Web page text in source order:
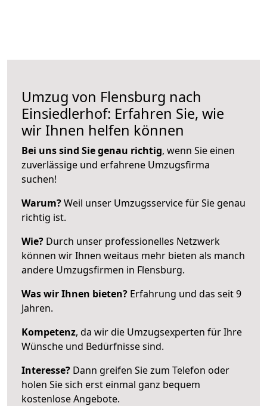
Umzug von Flensburg nach
Einsiedlerhof: Erfahren Sie, wie
wir Ihnen helfen können
Bei uns sind Sie genau richtig, wenn Sie einen
zuverlässige und erfahrene Umzugsfirma
suchen!
Warum?Weil unser Umzugsservice für Sie genau
richtig ist.
Wie? Durch unser professionelles Netzwerk
können wir Ihnen weitaus mehr bieten als manch
andere Umzugsfirmen in Flensburg.
Was wir Ihnen bieten? Erfahrung und das seit 9
Jahren.
Kompetenz, da wir die Umzugsexperten für Ihre
Wünsche und Bedürfnisse sind.
Interesse? Dann greifen Sie zum Telefon oder
holen Sie sich erst einmal ganz bequem
kostenlose Angebote.